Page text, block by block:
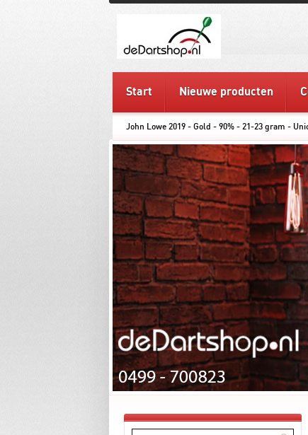
Start Nieuwe producten
John Lowe 2019 - Gold - 90% - 21-23 gram -